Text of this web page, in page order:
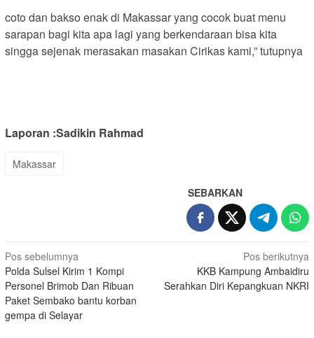
coto dan bakso enak di Makassar yang cocok buat menu
sarapan bagi kita apa lagi yang berkendaraan bisa kita
singga sejenak merasakan masakan Cirikas kami,” tutupnya
Laporan :Sadikin Rahmad
Makassar
SEBARKAN
Navigasi
pos
Pos sebelumnya
Polda Sulsel Kirim 1 Kompi
Personel Brimob Dan Ribuan
Paket Sembako bantu korban
gempa di Selayar
Pos berikutnya
KKB Kampung Ambaidiru
Serahkan Diri Kepangkuan NKRI